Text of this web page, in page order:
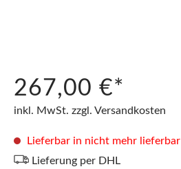
267,00 €*
inkl. MwSt. zzgl. Versandkosten
Lieferbar in nicht mehr lieferbar
Lieferung per DHL